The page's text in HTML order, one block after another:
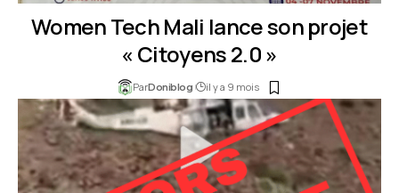
Women Tech Mali lance son projet
« Citoyens 2.0 »
ParDoniblog il y a 9 mois